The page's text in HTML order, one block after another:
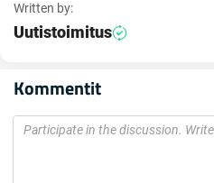
Written by:
Uutistoimitus
Kommentit